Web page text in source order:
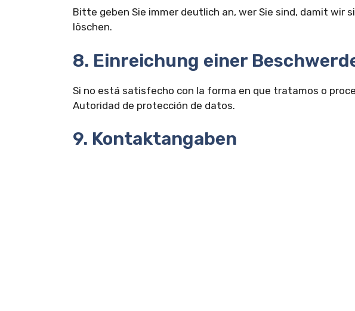
Bitte geben Sie immer deutlich an, wer Sie sind, damit wir
löschen.
8. Einreichung einer
Si no está satisfecho con la forma en que tratamos o
Autoridad de protección de datos.
9. Kontaktangaben